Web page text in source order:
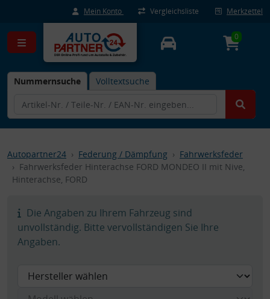
Mein Konto Vergleichsliste Merkzettel
Nummernsuche Volltextsuche
0
Autopartner24 Federung / Dämpfung
Fahrwerksfeder
Fahrwerksfeder Hinterachse FORD MONDEO II mit Nive,
Hinterachse, FORD
Die Angaben zu Ihrem Fahrzeug sind
unvollständig. Bitte vervollständigen Sie Ihre
Angaben.